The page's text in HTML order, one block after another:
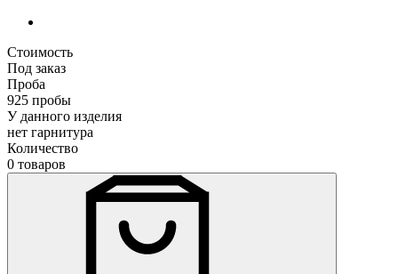
Стоимость
Под заказ
Проба
925 пробы
У данного изделия
нет гарнитура
Количество
0 товаров